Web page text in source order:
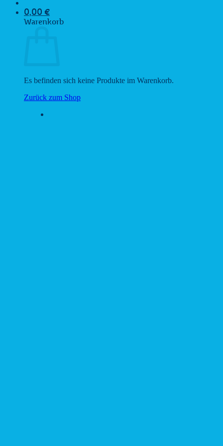
0,00 €
Warenkorb
Es befinden sich keine Produkte im Warenkorb.
Zurück zum Shop